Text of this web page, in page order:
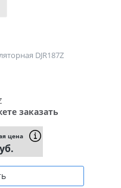
DJR187Z
заказать
цена